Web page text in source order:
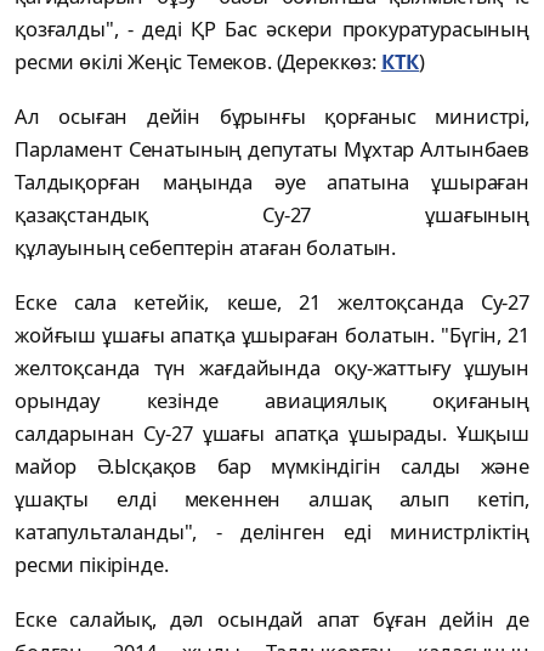
қозғалды", - деді ҚР Бас әскери прокуратурасының
ресми өкілі Жеңіс Темеков. (Дереккөз: КТК)
Ал осыған дейін бұрынғы қорғаныс министрі,
Парламент Сенатының депутаты Мұхтар Алтынбаев
Талдықорған маңында әуе апатына ұшыраған
қазақстандық Су-27 ұшағының
құлауының себептерін атаған болатын.
Еске сала кетейік, кеше, 21 желтоқсанда Су-27
жойғыш ұшағы апатқа ұшыраған болатын. "Бүгін, 21
желтоқсанда түн жағдайында оқу-жаттығу ұшуын
орындау кезінде авиациялық оқиғаның
салдарынан Су-27 ұшағы апатқа ұшырады. Ұшқыш
майор Ә.Ысқақов бар мүмкіндігін салды және
ұшақты елді мекеннен алшақ алып кетіп,
катапульталанды", - делінген еді министрліктің
ресми пікірінде.
Еске салайық, дәл осындай апат бұған дейін де